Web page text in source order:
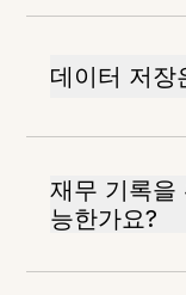
데이터 저장
재무 기록을
능한가요?